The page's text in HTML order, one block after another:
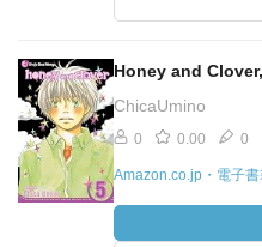
Honey and
ChicaUmino
0 0.00 0
Amazon.co.jp・電子書